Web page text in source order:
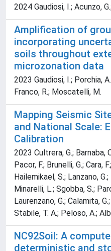
2024 Gaudiosi, I.; Acunzo,
Amplification of
incorporating
soils throughout
microzonation data
2023 Gaudiosi, I.; Porchia,
Franco, R.; Moscatelli, M.
Mapping Seismic
and National Scale:
Calibration
2023 Cultrera, G.; Barnaba,
Pacor, F.; Brunelli, G.; Cara,
Hailemikael, S.; Lanzano,
Minarelli, L.; Sgobba, S.;
Laurenzano, G.; Calamita,
Stabile, T. A.; Peloso, A.;
NC92Soil: A
deterministic and